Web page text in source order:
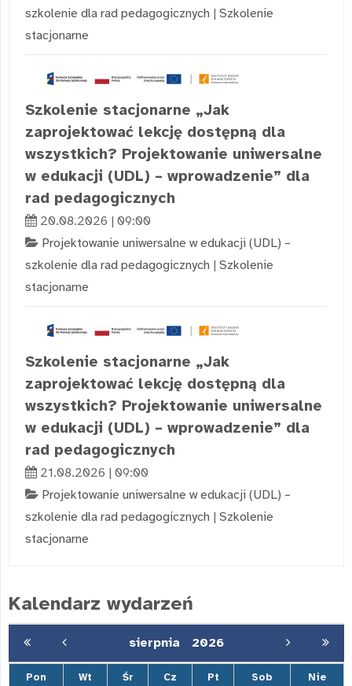
szkolenie dla rad pedagogicznych | Szkolenie
stacjonarne
Szkolenie stacjonarne „Jak
zaprojektować lekcję dostępną dla
wszystkich? Projektowanie uniwersalne
w edukacji (UDL) – wprowadzenie” dla
rad pedagogicznych
20.08.2026 | 09:00
Projektowanie uniwersalne w edukacji (UDL) –
szkolenie dla rad pedagogicznych | Szkolenie
stacjonarne
Szkolenie stacjonarne „Jak
zaprojektować lekcję dostępną dla
wszystkich? Projektowanie uniwersalne
w edukacji (UDL) – wprowadzenie” dla
rad pedagogicznych
21.08.2026 | 09:00
Projektowanie uniwersalne w edukacji (UDL) –
szkolenie dla rad pedagogicznych | Szkolenie
stacjonarne
Kalendarz wydarzeń
sierpnia 2026
Pon Wt Śr Cz Pt Sob Nie